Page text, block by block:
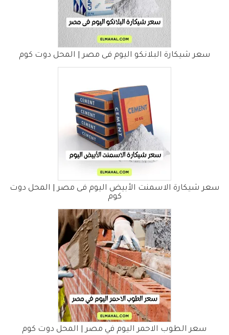
سعر شيكارة البلانكو اليوم فى مصر | المحل دوت كوم
سعر شيكارة الاسمنت الأبيض اليوم فى مصر | المحل دوت
كوم
سعر الطوب الاحمر اليوم في مصر | المحل دوت كوم